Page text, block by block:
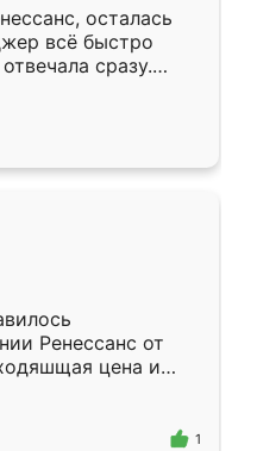
осталась
всё быстро
сразу.
подошёл к
Собрали
аккуратно, даже
Ренессанс от
цена и
Приехавший
самый
1